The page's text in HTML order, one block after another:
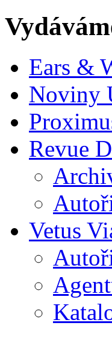
Ears &
Noviny
Revue
Vetus